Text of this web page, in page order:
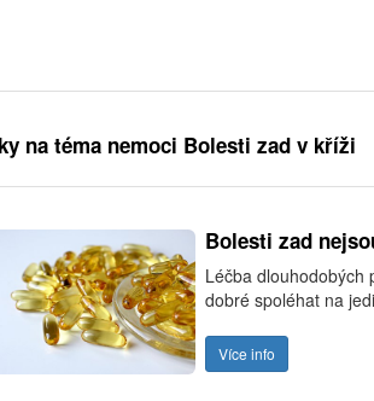
na téma nemoci Bolesti zad v kříži
Bolesti zad
Léčba dlouhodobých
dobré spoléhat na
Více info